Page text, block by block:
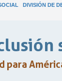
DIVISIÓN DE
para